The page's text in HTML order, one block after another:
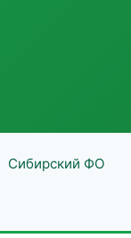
Сибирский ФО